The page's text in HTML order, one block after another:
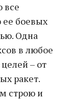
все
ее боевых
Одна
в любое
– от
ракет.
строю и